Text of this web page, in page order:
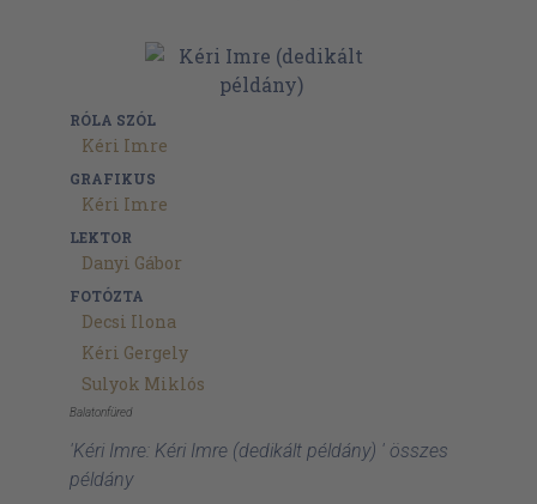
RÓLA SZÓL
Kéri Imre
GRAFIKUS
Kéri Imre
LEKTOR
Danyi Gábor
FOTÓZTA
Decsi Ilona
Kéri Gergely
Sulyok Miklós
Balatonfüred
'Kéri Imre: Kéri Imre (dedikált példány) ' összes
példány